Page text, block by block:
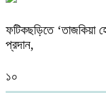
ফটিকছড়িতে ‘তাজকিয়া
প্রদান,
১০